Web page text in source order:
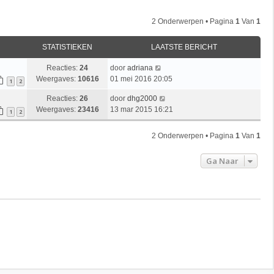
2 Onderwerpen • Pagina 1 Van 1
STATISTIEKEN LAATSTE BERICHT
1 2
Reacties: 24
Weergaves: 10616
door adriana
01 mei 2016 20:05
1 2
Reacties: 26
Weergaves: 23416
door dhg2000
13 mar 2015 16:21
2 Onderwerpen • Pagina 1 Van 1
Ga Naar